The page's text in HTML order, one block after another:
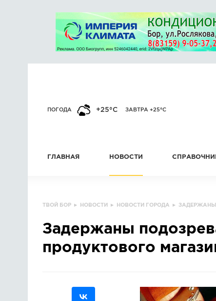
ПОГОДА +25°C ЗАВТРА +25°C
ГЛАВНАЯ НОВОСТИ
ТВОЙ БОР ▸ НОВОСТИ ▸ НОВОСТИ ГОРОДА ▸ ЗАДЕРЖАНЫ
Задержаны
продуктового